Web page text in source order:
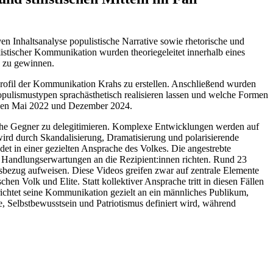
Inhaltsanalyse populistische Narrative sowie rhetorische und
Kommunikation wurden theoriegeleitet innerhalb eines
gewinnen.
der Kommunikation Krahs zu erstellen. Anschließend wurden
sprachästhetisch realisieren lassen und welche Formen
Mai 2022 und Dezember 2024.
Gegner zu delegitimieren. Komplexe Entwicklungen werden auf
durch Skandalisierung, Dramatisierung und polarisierende
in einer gezielten Ansprache des Volkes. Die angestrebte
an die Rezipient:innen richten. Rund 23
aufweisen. Diese Videos greifen zwar auf zentrale Elemente
Volk und Elite. Statt kollektiver Ansprache tritt in diesen Fällen
seine Kommunikation gezielt an ein männliches Publikum,
und Patriotismus definiert wird, während